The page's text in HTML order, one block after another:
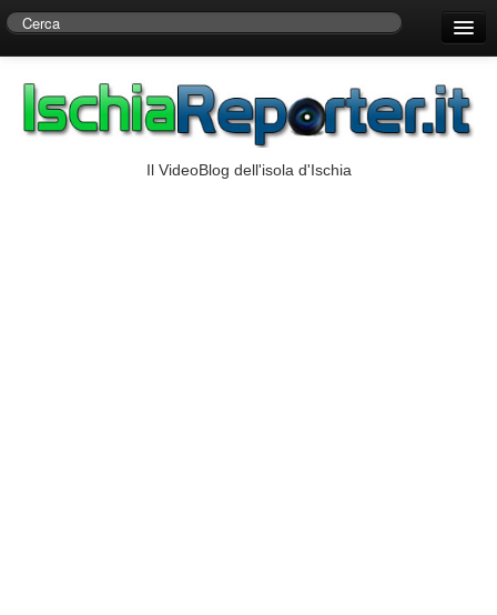
Centro di Ricerche Storiche D’Ambra
Il VideoBlog dell'isola d'Ischia